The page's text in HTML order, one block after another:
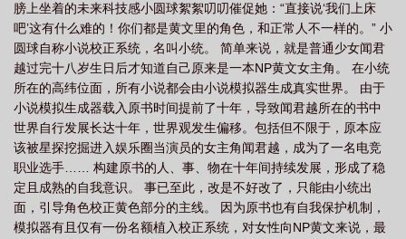
佳野王(电竞nph)(一坨薯饼)_全文免费 最佳野王(电竞NPH)薯饼一坨 最佳野王
(电竞NPH) 作者 一坨薯饼157 最佳野王(电竞)番外 最佳野王(电竞nph)(一坨薯
饼)_前部分 最佳野王(电竞NPH)作者一坨薯饼中 最佳野王(电竞NPH)一坨薯饼
著 最佳野王(电竞nph)(一坨薯饼)百度 一坨薯饼 最佳野王(电竞nph)笔趣阁在线
阅读 最佳野王电竞txt 最佳野王电竞(HPN) 最佳野王(电竞)笔趣阁 最强
野王什么意思 最佳野王(电竞NPH) 作者一坨薯饼 最佳野王(电竞NPH)最新章节
_一坨薯饼_ 最佳野王(电竞nph)(一坨薯饼)后部分 最佳野王(电竞NPH)最新章节
列表作者一坨薯饼 最佳野王(电竞NPH)by一坨薯饼 最佳野王电竞nph一坨薯
饼 最佳野王(电竞nph)(一坨薯饼)_前半部分 最佳野王电竞nph 一坨薯饼 最
膀上坐着的未来科技感小圆球絮絮叨叨催促她：“直接说‘我们上床
吧’这有什么难的！你们都是黄文里的角色，和正常人不一样的。” 小
圆球自称小说校正系统，名叫小统。 简单来说，就是普通少女闻君
越过完十八岁生日后才知道自己原来是一本NP黄文女主角。 在小统
所在的高纬位面，所有小说都会由小说模拟器生成真实世界。 由于
小说模拟生成器载入原书时间提前了十年，导致闻君越所在的书中
世界自行发展长达十年，世界观发生偏移。包括但不限于，原本应
该被星探挖掘进入娱乐圈当演员的女主角闻君越，成为了一名电竞
职业选手…… 构建原书的人、事、物在十年间持续发展，形成了稳
定且成熟的自我意识。 事已至此，改是不好改了，只能由小统出
面，引导角色校正黄色部分的主线。 因为原书也有自我保护机制，
模拟器有且仅有一份名额植入校正系统，对女性向NP黄文来说，最